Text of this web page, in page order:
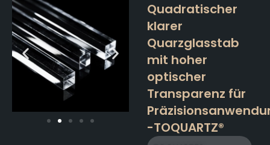
Quadratischer
klarer
Quarzglasstab
mit hoher
optischer
Transparenz für
-TOQUARTZ®